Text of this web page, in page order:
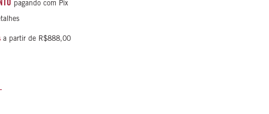
pagando com Pix
a partir de R$888,00